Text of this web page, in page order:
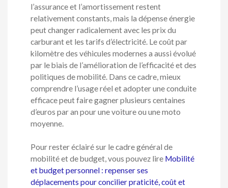
l’assurance et l’amortissement restent
relativement constants, mais la dépense énergie
peut changer radicalement avec les prix du
carburant et les tarifs d’électricité. Le coût par
kilomètre des véhicules modernes a aussi évolué
par le biais de l’amélioration de l’efficacité et des
politiques de mobilité. Dans ce cadre, mieux
comprendre l’usage réel et adopter une conduite
efficace peut faire gagner plusieurs centaines
d’euros par an pour une voiture ou une moto
moyenne.
Pour rester éclairé sur le cadre général de
mobilité et de budget, vous pouvez lire Mobilité
et budget personnel : repenser ses
déplacements pour concilier praticité, coût et